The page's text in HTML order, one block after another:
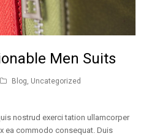
Men Suits
Blog, Uncategorized
nostrud exerci tation ullamcorper
ea commodo consequat. Duis